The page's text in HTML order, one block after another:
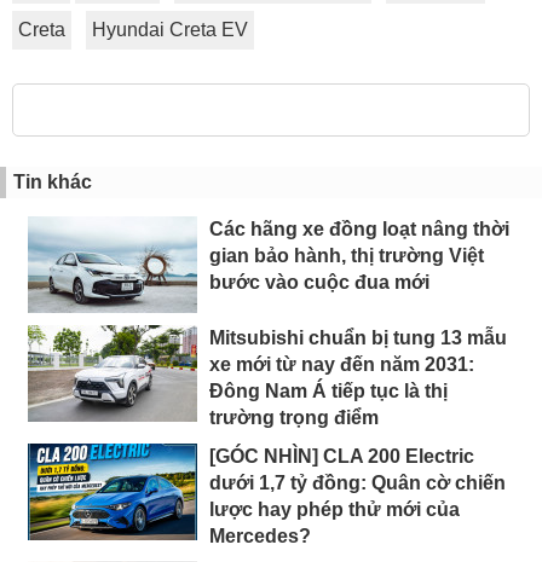
Creta Hyundai Creta EV
Tin khác
Các hãng xe đồng loạt nâng thời
gian bảo hành, thị trường Việt
bước vào cuộc đua mới
Mitsubishi chuẩn bị tung 13 mẫu
xe mới từ nay đến năm 2031:
Đông Nam Á tiếp tục là thị
trường trọng điểm
[GÓC NHÌN] CLA 200 Electric
dưới 1,7 tỷ đồng: Quân cờ chiến
lược hay phép thử mới của
Mercedes?